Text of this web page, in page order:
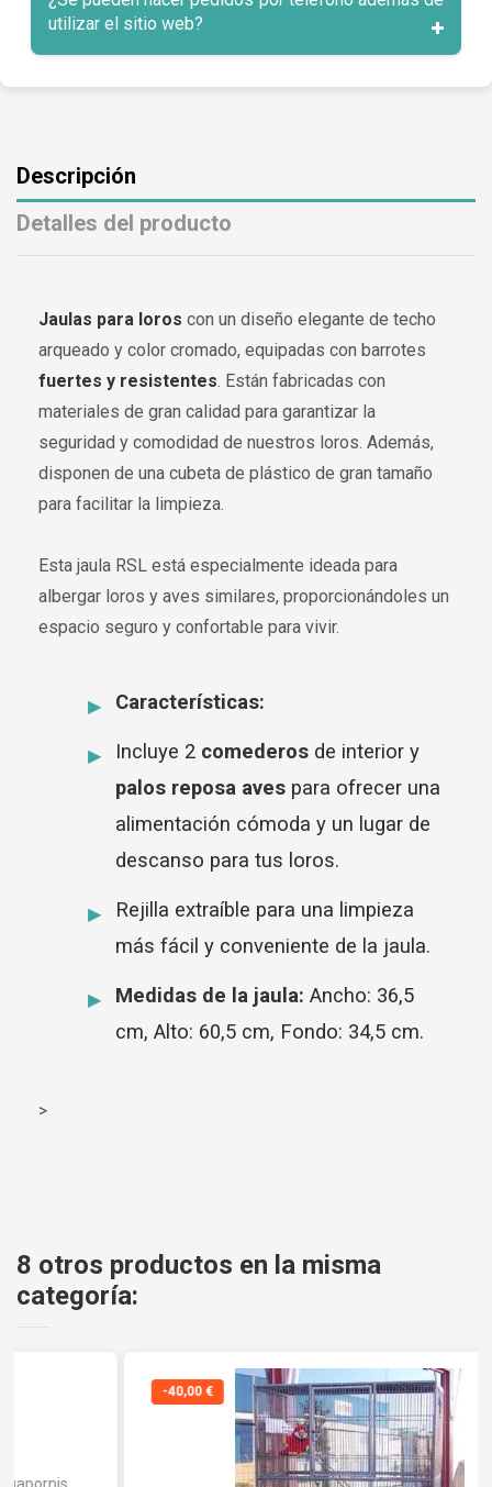
utilizar el sitio web?
Descripción
Detalles del producto
Jaulas para loros con un diseño elegante de techo
arqueado y color cromado, equipadas con barrotes
fuertes y resistentes. Están fabricadas con
materiales de gran calidad para garantizar la
seguridad y comodidad de nuestros loros. Además,
disponen de una cubeta de plástico de gran tamaño
para facilitar la limpieza.
Esta jaula RSL está especialmente ideada para
albergar loros y aves similares, proporcionándoles un
espacio seguro y confortable para vivir.
Características:
Incluye 2 comederos de interior y
palos reposa aves para ofrecer una
alimentación cómoda y un lugar de
descanso para tus loros.
Rejilla extraíble para una limpieza
más fácil y conveniente de la jaula.
Medidas de la jaula: Ancho: 36,5
cm, Alto: 60,5 cm, Fondo: 34,5 cm.
>
8 otros productos en la misma
categoría: